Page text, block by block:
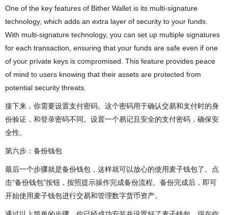
One of the key features of Bither Wallet is its multi-signature
technology, which adds an extra layer of security to your funds.
With multi-signature technology, you can set up multiple signatures
for each transaction, ensuring that your funds are safe even if one
of your private keys is compromised. This feature provides peace
of mind to users knowing that their assets are protected from
potential security threats.
接下来，你需要设置支付密码。这个密码用于确认交易和支付时的身
份验证，和登录密码不同。设置一个易记且安全的支付密码，确保安
全性。
第六步：备份钱包
最后一个步骤就是备份钱包，这样就可以放心的使用麦子钱包了。点
击“备份钱包”按钮，按照提示操作完成备份流程。备份完成后，即可
开始使用麦子钱包进行交易和管理数字货币资产。